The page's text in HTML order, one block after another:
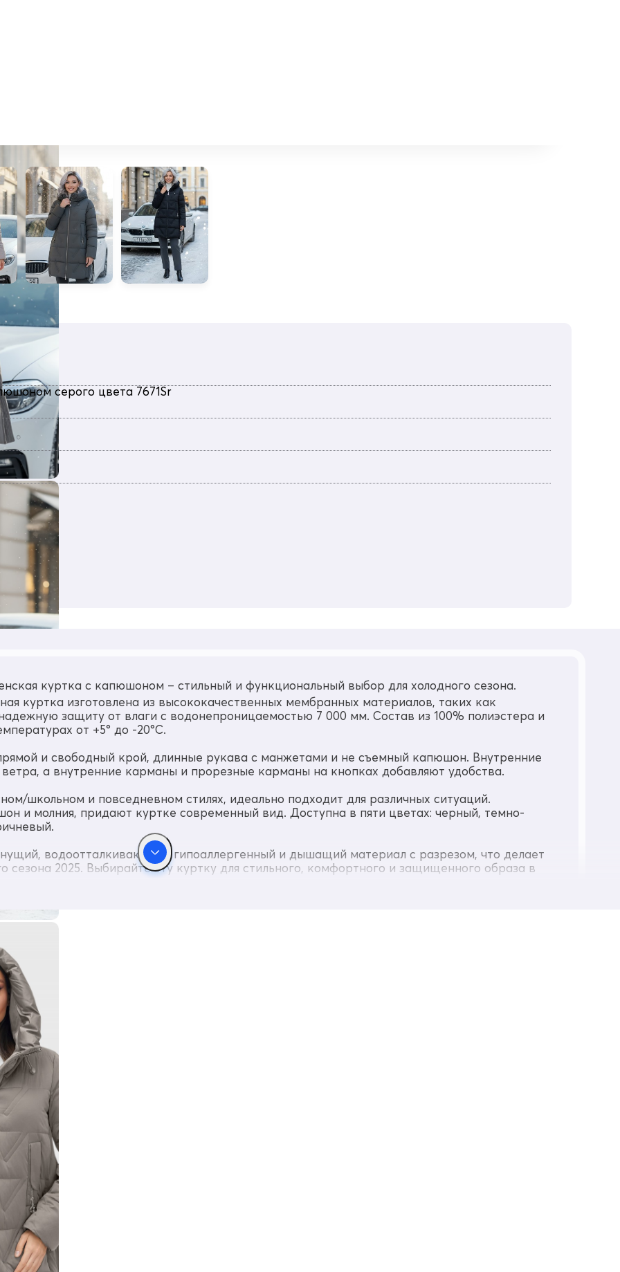
серого цвета 7671Sr
Болонь, Экологичные материалы
куртка с капюшоном – стильный и функциональный выбор для холодного сезона.
куртка изготовлена из высококачественных мембранных материалов, таких как
защиту от влаги с водонепроницаемостью 7 000 мм. Состав из 100% полиэстера и
от +5° до -20°C.
и свободный крой, длинные рукава с манжетами и не съемный капюшон. Внутренние
а внутренние карманы и прорезные карманы на кнопках добавляют удобства.
школьном и повседневном стилях, идеально подходит для различных ситуаций.
и молния, придают куртке современный вид. Доступна в пяти цветах: черный, темно-
водоотталкивающий, гипоаллергенный и дышащий материал с разрезом, что делает
2025. Выбирайте эту куртку для стильного, комфортного и защищенного образа в